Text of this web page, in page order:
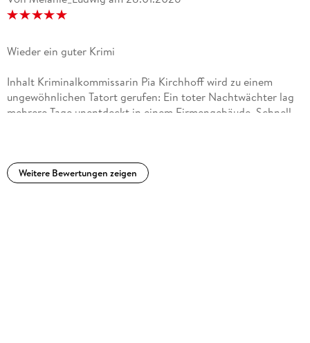
Wieder ein guter Krimi
Inhalt Kriminalkommissarin Pia Kirchhoff wird zu einem
ungewöhnlichen Tatort gerufen: Ein toter Nachtwächter lag
mehrere Tage unentdeckt in einem Firmengebäude. Schnell
sie auf ein Grundstück im Taunus, das plötzlich zwei Millionen
wert ist - und einen Mann das Leben kostet...FazitDiesmal
Weitere Bewertungen zeigen